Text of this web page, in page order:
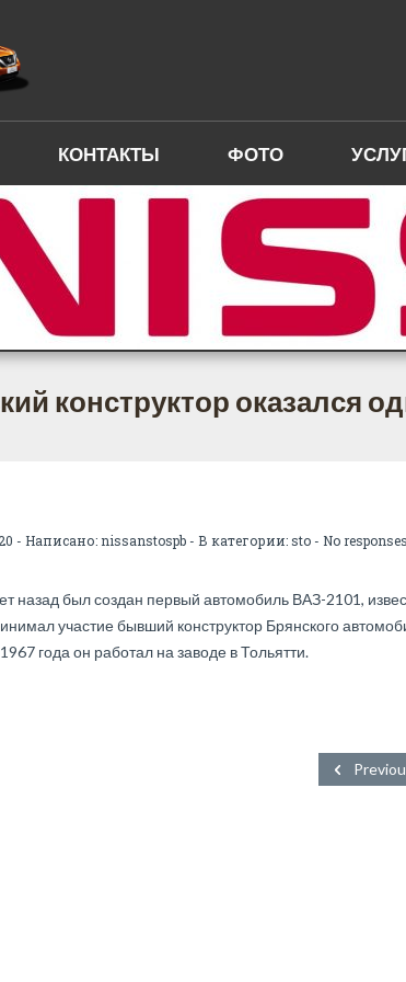
КОНТАКТЫ ФОТО
конструктор оказался
- Написано: nissanstospb - В категории:sto - No responses
назад был создан первый автомобиль ВАЗ-2101,
участие бывший конструктор Брянского
года он работал на заводе в Тольятти.